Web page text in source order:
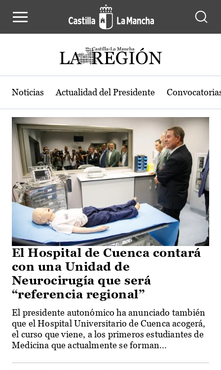
Actualidad de la región de Castilla-
Noticias Actualidad del Presidente
El Hospital de Cuenca contará
con una Unidad de
Neurocirugía que será
“referencia regional”
El presidente autonómico ha anunciado también
que el Hospital Universitario de Cuenca acogerá,
el curso que viene, a los primeros estudiantes de
Medicina que actualmente se forman...